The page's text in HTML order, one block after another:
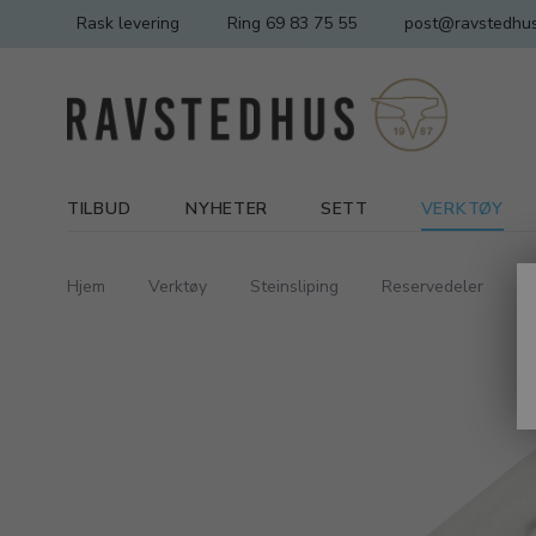
Rask levering Ring 69 83 75 55
TILBUD NYHETER SETT VERKTØY
Hjem Verktøy Steinsliping Reservedeler